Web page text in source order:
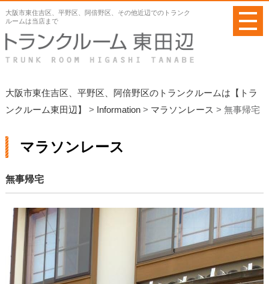
大阪市東住吉区、平野区、阿倍野区、その他近辺でのトランク
ルームは当店まで
大阪市東住吉区、平野区、阿倍野区のトランクルームは【トラ
ンクルーム東田辺】
> Information> マラソンレース > 無事帰宅
メ
ニ
ュ
ー
マラソンレース
無事帰宅